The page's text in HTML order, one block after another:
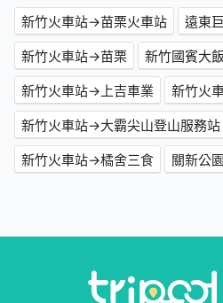
新竹火車站→苗栗火車站
遠東
新竹火車站→苗栗
新竹國賓大
新竹火車站→上吉車業
新竹火
新竹火車站→大霸尖山登山服務站
新竹火車站→橘舍三食
關新公